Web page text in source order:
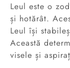
Leul este o
și hotărât.
Leul își
Această
visele și